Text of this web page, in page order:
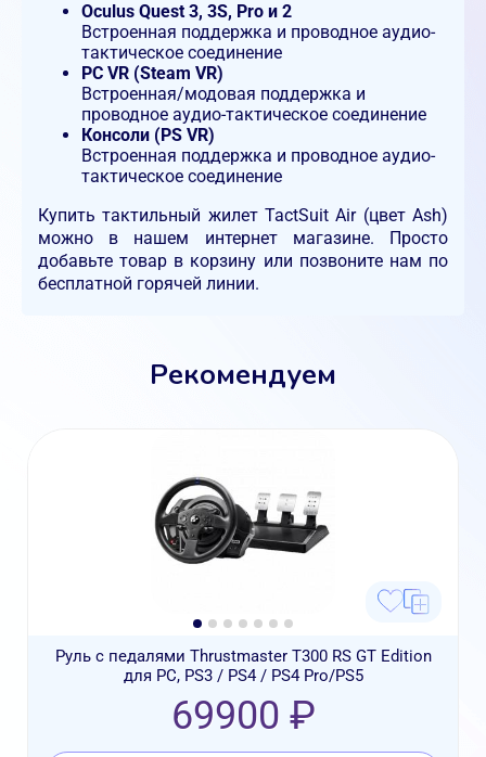
Oculus Quest 3, 3S, Pro и 2
Встроенная поддержка и проводное аудио-
тактическое соединение
PC VR (Steam VR)
Встроенная/модовая поддержка и
проводное аудио-тактическое соединение
Консоли (PS VR)
Встроенная поддержка и проводное аудио-
тактическое соединение
Купить тактильный жилет TactSuit Air (цвет Ash)
можно в нашем интернет магазине. Просто
добавьте товар в корзину или позвоните нам по
бесплатной горячей линии.
Рекомендуем
Руль с педалями Thrustmaster T300 RS GT Edition
для PC, PS3 / PS4 / PS4 Pro/PS5
69900 ₽